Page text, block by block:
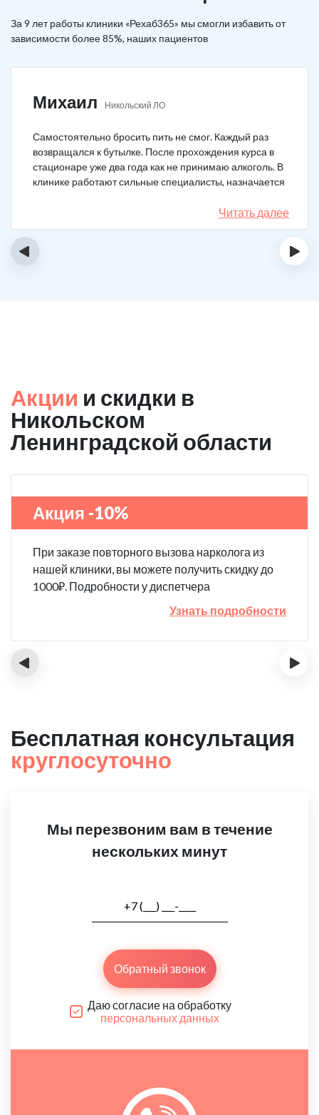
За 9 лет работы клиники «Рехаб365» мы смогли избавить от
зависимости более 85%, наших пациентов
Михаил Никольский ЛО
Самостоятельно бросить пить не смог. Каждый раз
возвращался к бутылке. После прохождения курса в
стационаре уже два года как не принимаю алкоголь. В
клинике работают сильные специалисты, назначается
Читать далее
‹ ›
Акции и скидки в
Никольском
Ленинградской области
Акция -10%
При заказе повторного вызова нарколога из
нашей клиники, вы можете получить скидку до
1000₽. Подробности у диспетчера
Узнать подробности
‹ ›
Бесплатная консультация
круглосуточно
Мы перезвоним вам в течение
нескольких минут
Обратный звонок
Даю согласие на обработку
персональных данных